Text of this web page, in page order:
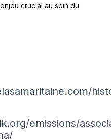
crucial au sein du
emissions/